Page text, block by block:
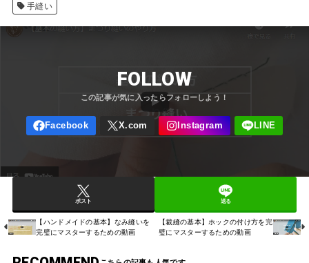
手縫い
FOLLOW
ポスト 送る
【ハンドメイドの基本】なみ縫いを
完璧にマスターするための動画
【裁縫の基本】ホックの付け方を完
璧にマスターするための動画